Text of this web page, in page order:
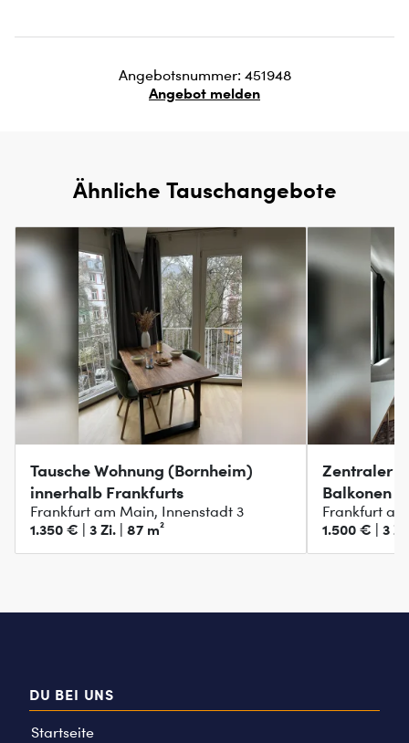
Angebotsnummer: 451948
Angebot melden
Ähnliche Tauschangebote
Tausche Wohnung (Bornheim)
innerhalb Frankfurts
Frankfurt am Main, Innenstadt 3
1.350 € | 3 Zi. | 87 m²
Zentraler
Balkonen
Frankfurt
1.500 € | 3
DU BEI UNS
Startseite